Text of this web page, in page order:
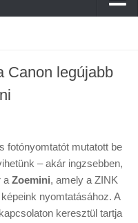
Canon legújabb
fotónyomtatót mutatott be
– akár ingzsebben,
a Zoemini, amely a ZINK
nyomtatásához. A
keresztül tartja